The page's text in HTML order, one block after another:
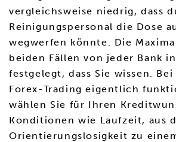
vergleichsweise niedrig, dass
Reinigungspersonal die Dose
wegwerfen könnte. Die
beiden Fällen von jeder Bank
festgelegt, dass Sie wissen. Bei
Forex-Trading eigentlich
wählen Sie für Ihren
Konditionen wie Laufzeit, aus
Orientierungslosigkeit zu